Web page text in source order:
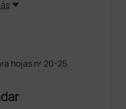
de romperse. En
con el tacto y la
el nombre de la
son las
hojas nº 20-25